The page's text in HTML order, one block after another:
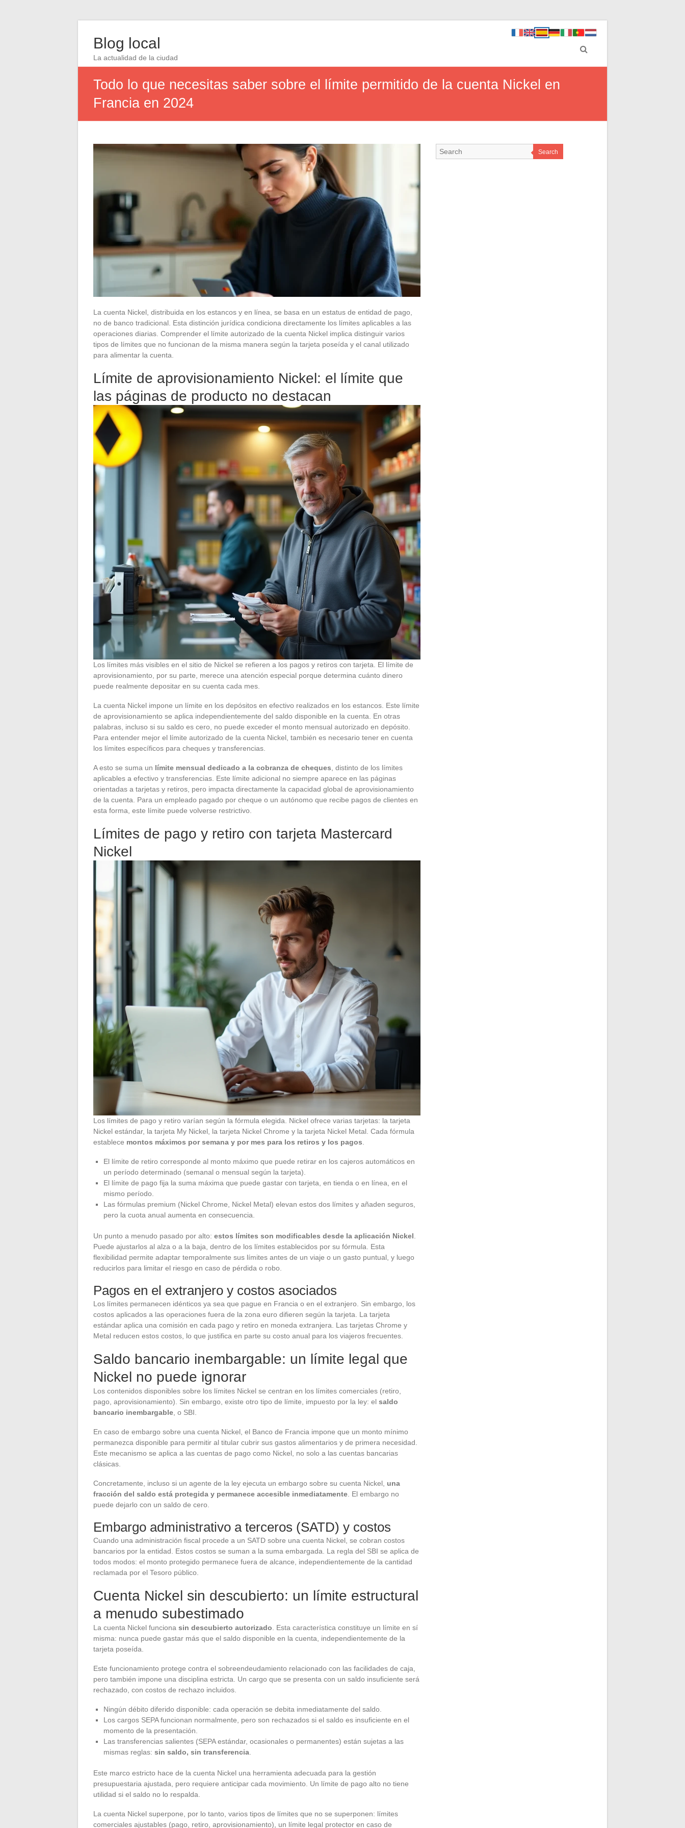
Blog local
La actualidad de la ciudad
Todo lo que necesitas saber sobre el límite permitido de la cuenta Nickel en
Francia en 2024
La cuenta Nickel, distribuida en los estancos y en línea, se basa en un estatus de entidad de pago,
no de banco tradicional. Esta distinción jurídica condiciona directamente los límites aplicables a las
operaciones diarias. Comprender el límite autorizado de la cuenta Nickel implica distinguir varios
tipos de límites que no funcionan de la misma manera según la tarjeta poseída y el canal utilizado
para alimentar la cuenta.
Límite de aprovisionamiento Nickel: el límite que
las páginas de producto no destacan
Los límites más visibles en el sitio de Nickel se refieren a los pagos y retiros con tarjeta. El límite de
aprovisionamiento, por su parte, merece una atención especial porque determina cuánto dinero
puede realmente depositar en su cuenta cada mes.
La cuenta Nickel impone un límite en los depósitos en efectivo realizados en los estancos. Este límite
de aprovisionamiento se aplica independientemente del saldo disponible en la cuenta. En otras
palabras, incluso si su saldo es cero, no puede exceder el monto mensual autorizado en depósito.
Para entender mejor el límite autorizado de la cuenta Nickel, también es necesario tener en cuenta
los límites específicos para cheques y transferencias.
A esto se suma un límite mensual dedicado a la cobranza de cheques, distinto de los límites
aplicables a efectivo y transferencias. Este límite adicional no siempre aparece en las páginas
orientadas a tarjetas y retiros, pero impacta directamente la capacidad global de aprovisionamiento
de la cuenta. Para un empleado pagado por cheque o un autónomo que recibe pagos de clientes en
esta forma, este límite puede volverse restrictivo.
Límites de pago y retiro con tarjeta Mastercard
Nickel
Los límites de pago y retiro varían según la fórmula elegida. Nickel ofrece varias tarjetas: la tarjeta
Nickel estándar, la tarjeta My Nickel, la tarjeta Nickel Chrome y la tarjeta Nickel Metal. Cada fórmula
establece montos máximos por semana y por mes para los retiros y los pagos
El límite de retiro corresponde al monto máximo que puede retirar en los cajeros automáticos en
un período determinado (semanal o mensual según la tarjeta).
El límite de pago fija la suma máxima que puede gastar con tarjeta, en tienda o en línea, en el
mismo período.
Las fórmulas premium (Nickel Chrome, Nickel Metal) elevan estos dos límites y añaden seguros,
pero la cuota anual aumenta en consecuencia.
Un punto a menudo pasado por alto: estos límites son modificables desde la aplicación Nickel
Puede ajustarlos al alza o a la baja, dentro de los límites establecidos por su fórmula. Esta
flexibilidad permite adaptar temporalmente sus límites antes de un viaje o un gasto puntual, y luego
reducirlos para limitar el riesgo en caso de pérdida o robo.
Pagos en el extranjero y costos asociados
Los límites permanecen idénticos ya sea que pague en Francia o en el extranjero. Sin embargo, los
costos aplicados a las operaciones fuera de la zona euro difieren según la tarjeta. La tarjeta
estándar aplica una comisión en cada pago y retiro en moneda extranjera. Las tarjetas Chrome y
Metal reducen estos costos, lo que justifica en parte su costo anual para los viajeros frecuentes.
Saldo bancario inembargable: un límite legal que
Nickel no puede ignorar
Los contenidos disponibles sobre los límites Nickel se centran en los límites comerciales (retiro,
pago, aprovisionamiento). Sin embargo, existe otro tipo de límite, impuesto por la ley: el saldo
bancario inembargable , o SBI.
En caso de embargo sobre una cuenta Nickel, el Banco de Francia impone que un monto mínimo
permanezca disponible para permitir al titular cubrir sus gastos alimentarios y de primera necesidad.
Este mecanismo se aplica a las cuentas de pago como Nickel, no solo a las cuentas bancarias
clásicas.
Concretamente, incluso si un agente de la ley ejecuta un embargo sobre su cuenta Nickel, una
fracción del saldo está protegida y permanece accesible inmediatamente . El embargo no
puede dejarlo con un saldo de cero.
Embargo administrativo a terceros (SATD) y costos
Cuando una administración fiscal procede a un SATD sobre una cuenta Nickel, se cobran costos
bancarios por la entidad. Estos costos se suman a la suma embargada. La regla del SBI se aplica de
todos modos: el monto protegido permanece fuera de alcance, independientemente de la cantidad
reclamada por el Tesoro público.
Cuenta Nickel sin descubierto: un límite estructural
a menudo subestimado
La cuenta Nickel funciona sin descubierto autorizado . Esta característica constituye un límite en sí
misma: nunca puede gastar más que el saldo disponible en la cuenta, independientemente de la
tarjeta poseída.
Este funcionamiento protege contra el sobreendeudamiento relacionado con las facilidades de caja,
pero también impone una disciplina estricta. Un cargo que se presenta con un saldo insuficiente será
rechazado, con costos de rechazo incluidos.
Ningún débito diferido disponible: cada operación se debita inmediatamente del saldo.
Los cargos SEPA funcionan normalmente, pero son rechazados si el saldo es insuficiente en el
momento de la presentación.
Las transferencias salientes (SEPA estándar, ocasionales o permanentes) están sujetas a las
mismas reglas: sin saldo, sin transferencia
Este marco estricto hace de la cuenta Nickel una herramienta adecuada para la gestión
presupuestaria ajustada, pero requiere anticipar cada movimiento. Un límite de pago alto no tiene
utilidad si el saldo no lo respalda.
La cuenta Nickel superpone, por lo tanto, varios tipos de límites que no se superponen: límites
comerciales ajustables (pago, retiro, aprovisionamiento), un límite legal protector en caso de
Search